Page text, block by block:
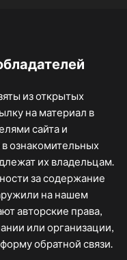
из открытых
на материал в
сайта и
ознакомительных
их владельцам.
за содержание
на нашем
авторские права,
или организации,
обратной связи.